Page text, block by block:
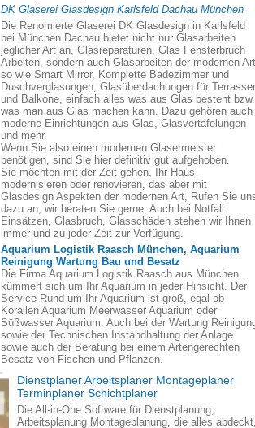
DK Glaserei Glasdesign Karlsfeld Dachau München
Die Renomierte Glaserei DK Glasdesign in Karlsfeld
bei München Dachau bietet nicht nur Glasarbeiten
jeglicher Art an, Glasreparaturen, Glas Fensterbruch
Arbeiten, sondern auch Glasarbeiten der modernen
so wie Smart Mirror, Komplette Badezimmer und
Duschverglasungen, Glasüberdachungen für
und Balkone, einfach alles was aus Glas besteht bzw.
was man aus Glas machen kann. Dazu gehören auch
moderne Einrichtungen aus Glas, Glasvertäfelungen
und mehr.
Wenn Sie also einen modernen Glasermeister
benötigen, sind Sie hier definitiv gut aufgehoben.
Sie möchten mit der Zeit gehen, Ihr Haus
modernisieren oder renovieren, das aber mit
Glasdesign Aspekten der modernen Art, Rufen Sie
dazu an, wir beraten Sie gerne. Auch bei Notfall
Einsätzen, Glasbruch, Glasschäden stehen wir Ihnen
immer und zu jeder Zeit zur Verfügung.
Aquarium Logistik Raasch München, Aquarium
Reinigung Wartung Bau und Besatz
Die Firma Aquarium Logistik Raasch aus München
kümmert sich um Ihr Aquarium in jeder Hinsicht. Der
Service Rund um Ihr Aquarium ist groß, egal ob
Korallen Aquarium Meerwasser Aquarium oder
Süßwasser Aquarium. Auch bei der Wartung
sowie der Technischen Instandhaltung der Anlage
sowie auch der Beratung bei einem Artengerechten
Besatz von Fischen und Pflanzen.
Dienstplaner Arbeitsplaner Montageplaner
Terminplaner Schichtplaner
Die All-in-One Software für Dienstplanung,
Arbeitsplanung Montageplanung, die alles